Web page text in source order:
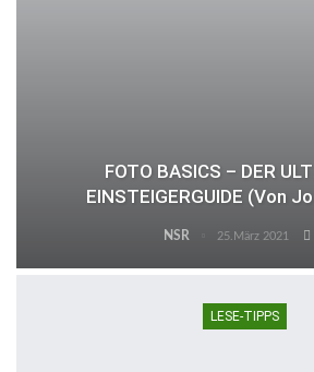
FOTO BASICS – DER
EINSTEIGERGUIDE (von
NSR 25.März 2021
LESE-TIPPS